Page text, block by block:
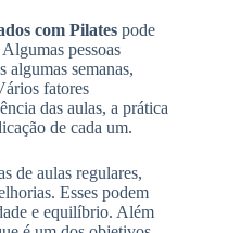
com Pilates pode
pessoas
algumas semanas,
fatores
das aulas, a prática
de cada um.
de aulas regulares,
Esses podem
e equilíbrio. Além